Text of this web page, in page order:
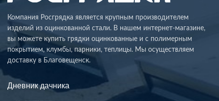
Компания Росгрядка является крупным производителем
изделий из оцинкованной стали. В нашем интернет-магазине,
вы можете купить грядки оцинкованные и с полимерным
покрытием, клумбы, парники, теплицы. Мы осуществляем
доставку в Благовещенск.
Дневник дачника